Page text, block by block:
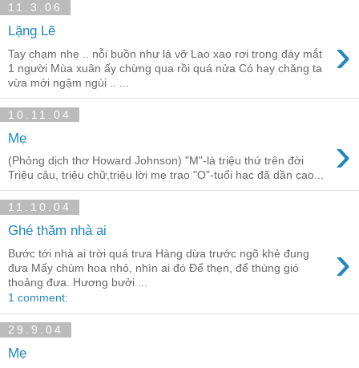
11.3.06
Lặng Lẽ ›
Tay chạm nhẹ .. nỗi buồn như lá vỡ Lao xao rơi trong đáy mắt
1 người Mùa xuân ấy chừng qua rồi quá nửa Có hay chăng ta
vừa mới ngậm ngùi .. ...
10.11.04
Mẹ ›
(Phỏng dịch thơ Howard Johnson) "M"-là triệu thứ trên đời
Triệu câu, triệu chữ,triệu lời mẹ trao "O"-tuổi hạc đã dần cao...
11.10.04
Ghé thăm nhà ai
›
Bước tới nhà ai trời quá trưa Hàng dừa trước ngõ khẻ đung
đưa Mấy chùm hoa nhỏ, nhìn ai đó Để thẹn, để thùng gió
thoảng đưa. Hương bưởi ...
1 comment:
29.9.04
Mẹ